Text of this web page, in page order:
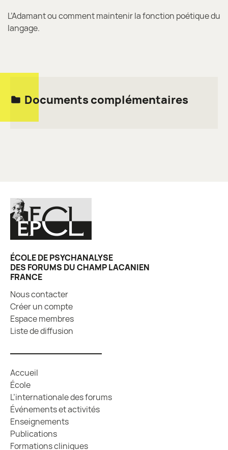
L’Adamant ou comment maintenir la fonction poétique du
langage.
Documents complémentaires
ÉCOLE DE PSYCHANALYSE
DES FORUMS DU CHAMP LACANIEN
FRANCE
Nous contacter
Créer un compte
Espace membres
Liste de diffusion
Accueil
École
L’internationale des forums
Événements et activités
Enseignements
Publications
Formations cliniques